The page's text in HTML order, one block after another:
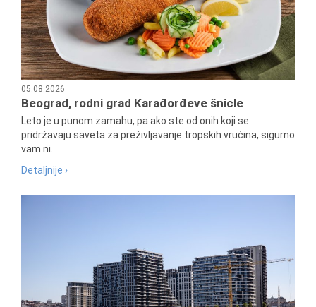
05.08.2026
Beograd, rodni grad Karađorđeve šnicle
Leto je u punom zamahu, pa ako ste od onih koji se
pridržavaju saveta za preživljavanje tropskih vrućina, sigurno
vam ni...
Detaljnije ›